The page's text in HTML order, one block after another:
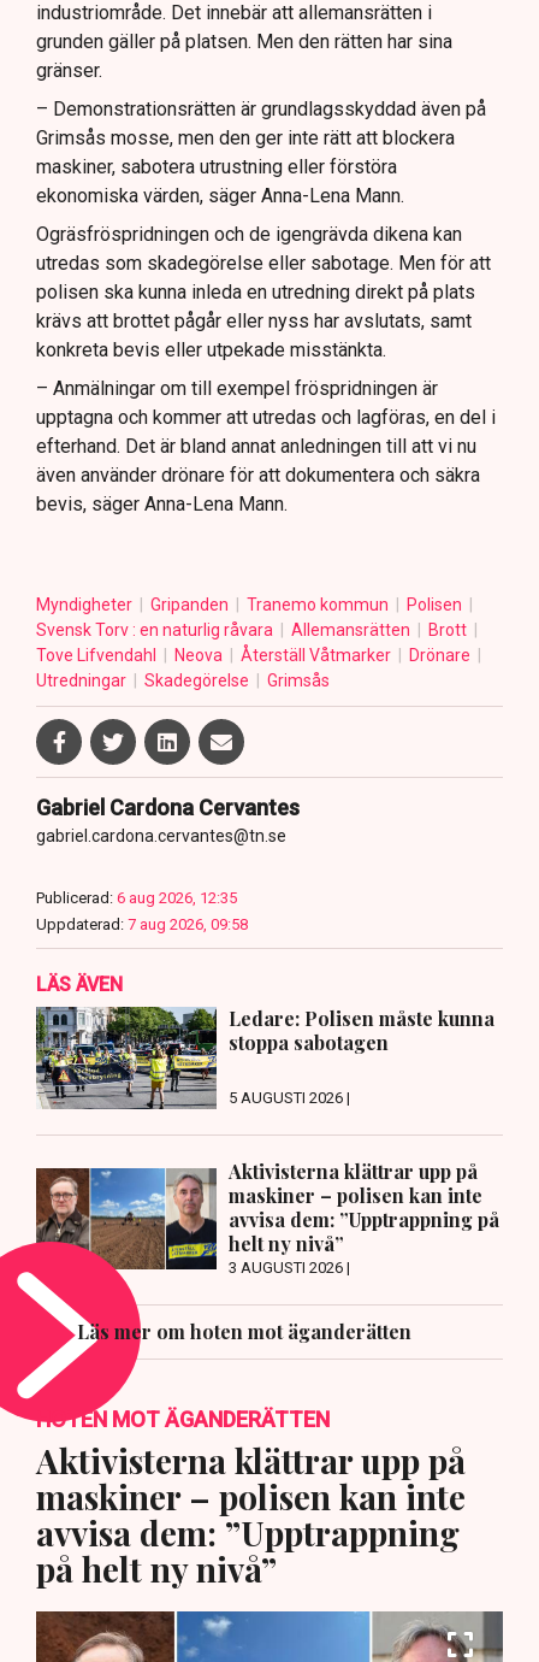
industriområde. Det innebär att allemansrätten i
grunden gäller på platsen. Men den rätten har sina
gränser.
– Demonstrationsrätten är grundlagsskyddad även på
Grimsås mosse, men den ger inte rätt att blockera
maskiner, sabotera utrustning eller förstöra
ekonomiska värden, säger Anna-Lena Mann.
Ogräsfröspridningen och de igengrävda dikena kan
utredas som skadegörelse eller sabotage. Men för att
polisen ska kunna inleda en utredning direkt på plats
krävs att brottet pågår eller nyss har avslutats, samt
konkreta bevis eller utpekade misstänkta.
– Anmälningar om till exempel fröspridningen är
upptagna och kommer att utredas och lagföras, en del i
efterhand. Det är bland annat anledningen till att vi nu
även använder drönare för att dokumentera och säkra
bevis, säger Anna-Lena Mann.
Myndigheter Gripanden Tranemo kommun
Polisen
Svensk Torv : en naturlig råvara
Allemansrätten
Brott
Tove Lifvendahl
Neova Återställ Våtmarker
Drönare
Utredningar
Skadegörelse Grimsås
Gabriel Cardona Cervantes
gabriel.cardona.cervantes@tn.se
Publicerad: 6 aug 2026, 12:35
Uppdaterad: 7 aug 2026, 09:58
LÄS ÄVEN
Ledare: Polisen måste kunna
stoppa sabotagen
5 AUGUSTI 2026 |
Aktivisterna klättrar upp på
maskiner – polisen kan inte
avvisa dem: ”Upptrappning på
helt ny nivå”
3 AUGUSTI 2026 |
Läs mer om hoten mot äganderätten
HOTEN MOT ÄGANDERÄTTEN
Aktivisterna klättrar upp på
maskiner – polisen kan inte
avvisa dem: ”Upptrappning
på helt ny nivå”